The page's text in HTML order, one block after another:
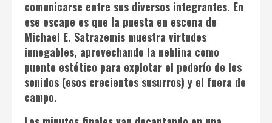
comunicarse entre sus diversos integrantes. En
ese escape es que la puesta en escena de
Michael E. Satrazemis muestra virtudes
innegables, aprovechando la neblina como
puente estético para explotar el poderío de los
sonidos (esos crecientes susurros) y el fuera de
campo.